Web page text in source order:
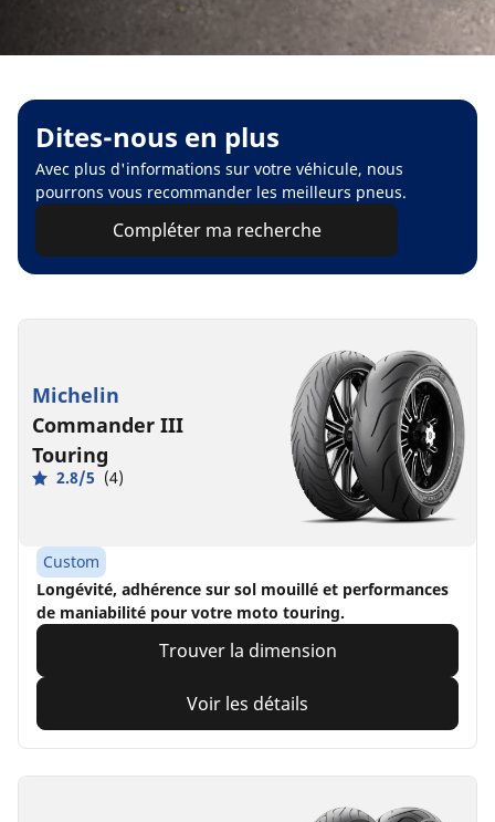
Dites-nous en plus
Avec plus d'informations sur votre véhicule, nous
pourrons vous recommander les meilleurs pneus.
Compléter ma recherche
Michelin
Commander III
Touring
2.8/5 (4)
Custom
Longévité, adhérence sur sol mouillé et performances
de maniabilité pour votre moto touring.
Trouver la dimension
Voir les détails